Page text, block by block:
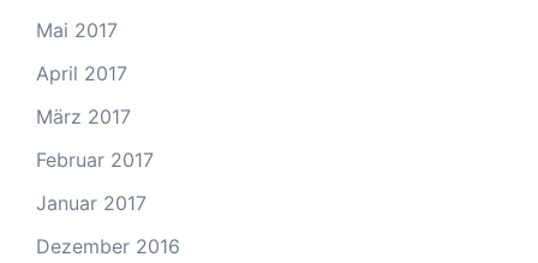
Mai 2017
April 2017
März 2017
Februar 2017
Januar 2017
Dezember 2016